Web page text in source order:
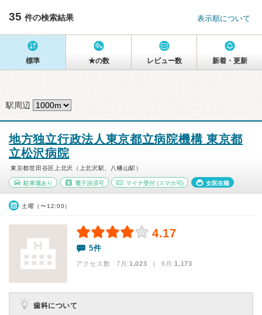
35 件の検索結果 表示順について
標準 ★の数 レビュー数 新着・更新
駅周辺
地方独立行政法人東京都立病院機構 東京都
立松沢病院
東京都世田谷区上北沢（上北沢駅、八幡山駅）
駐車場あり 電子決済可 マイナ受付 (スマホ可) 女医在籍
土曜（〜12:00）
4.17
5件
アクセス数 7月:1,023 | 6月:1,173
歯科について